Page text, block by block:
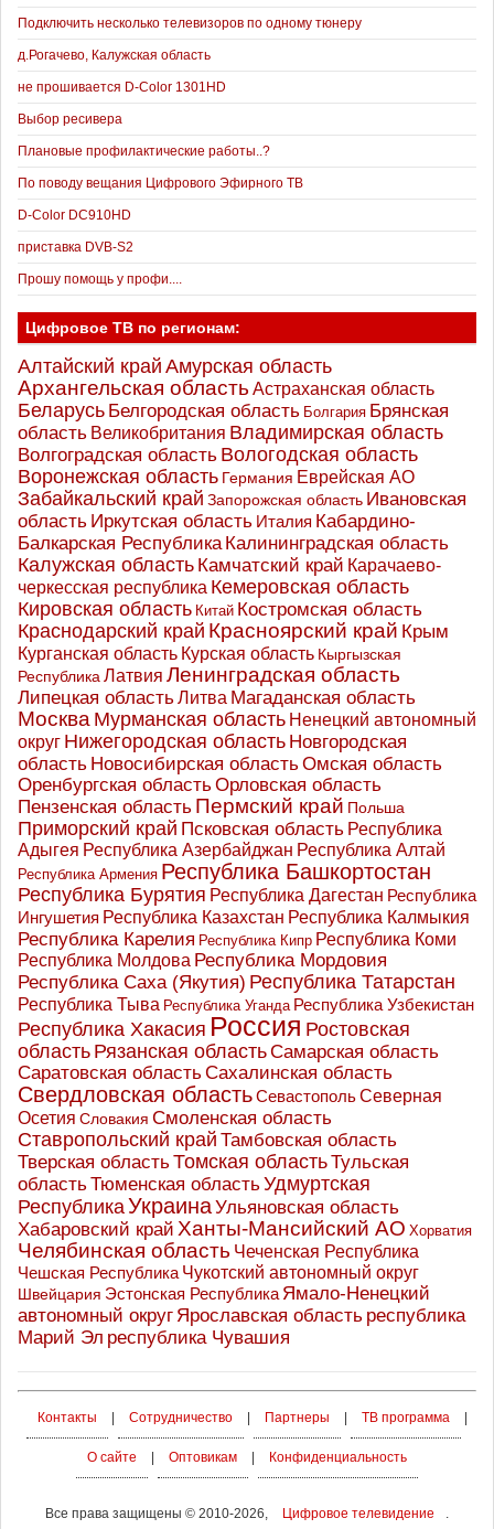
Подключить несколько телевизоров по одному тюнеру
д.Рогачево, Калужская область
не прошивается D-Color 1301HD
Выбор ресивера
Плановые профилактические работы..?
По поводу вещания Цифрового Эфирного ТВ
D-Color DC910HD
приставка DVB-S2
Прошу помощь у профи....
Цифровое ТВ по регионам:
Алтайский край Амурская область
Архангельская область Астраханская область
Беларусь Белгородская область Болгария Брянская
область Великобритания Владимирская область
Волгоградская область Вологодская область
Воронежская область Германия Еврейская АО
Забайкальский край Запорожская область Ивановская
область Иркутская область Италия Кабардино-
Балкарская Республика Калининградская область
Калужская область Камчатский край Карачаево-
черкесская республика Кемеровская область
Кировская область Китай Костромская область
Краснодарский край Красноярский край Крым
Курганская область Курская область Кыргызская
Республика Латвия Ленинградская область
Липецкая областьЛитва Магаданская область
Москва Мурманская область Ненецкий автономный
округ Нижегородская область Новгородская
область Новосибирская областьОмская область
Оренбургская областьОрловская область
Пензенская область Пермский край Польша
Приморский край Псковская область Республика
Адыгея Республика Азербайджан Республика Алтай
Республика Армения Республика Башкортостан
Республика Бурятия Республика Дагестан Республика
Ингушетия Республика Казахстан Республика Калмыкия
Республика Карелия Республика Кипр Республика Коми
Республика Молдова Республика Мордовия
Республика Саха (Якутия) Республика Татарстан
Республика Тыва Республика Уганда Республика Узбекистан
Республика Хакасия Россия Ростовская
область Рязанская областьСамарская область
Саратовская областьСахалинская область
Свердловская областьСевастопольСеверная
Осетия Словакия Смоленская область
Ставропольский край Тамбовская область
Тверская областьТомская областьТульская
областьТюменская областьУдмуртская
РеспубликаУкраинаУльяновская область
Хабаровский край Ханты-Мансийский АО Хорватия
Челябинская область Чеченская Республика
Чешская Республика Чукотский автономный округ
Швейцария Эстонская Республика Ямало-Ненецкий
автономный округ Ярославская область республика
Марий Эл республика Чувашия
Контакты Сотрудничество Партнеры ТВ программа
О сайте Оптовикам Конфиденциальность
Все права защищены © 2010-2026, Цифровое телевидение .